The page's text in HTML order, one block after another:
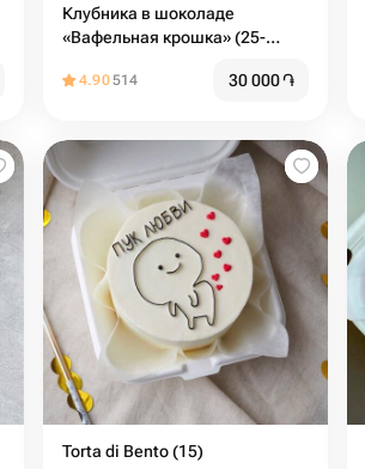
Клубника в шоколаде
«Вафельная крошка» (25-
4.90514 30 000֏
Torta di Bento (15)